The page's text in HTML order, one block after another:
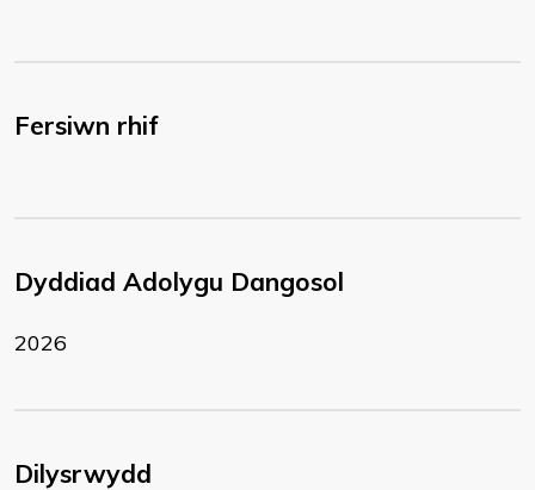
Fersiwn rhif
Dyddiad Adolygu Dangosol
2026
Dilysrwydd